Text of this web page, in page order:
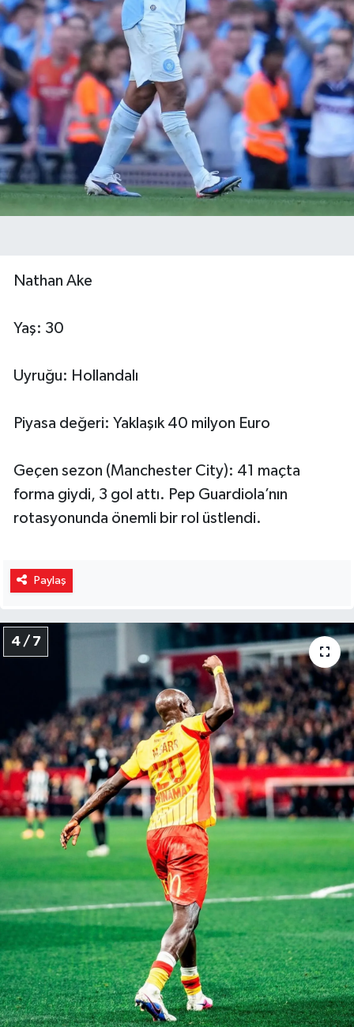
Nathan Ake
Yaş: 30
Uyruğu: Hollandalı
Piyasa değeri: Yaklaşık 40 milyon Euro
Geçen sezon (Manchester City): 41 maçta
forma giydi, 3 gol attı. Pep Guardiola’nın
rotasyonunda önemli bir rol üstlendi.
Paylaş
4 / 7